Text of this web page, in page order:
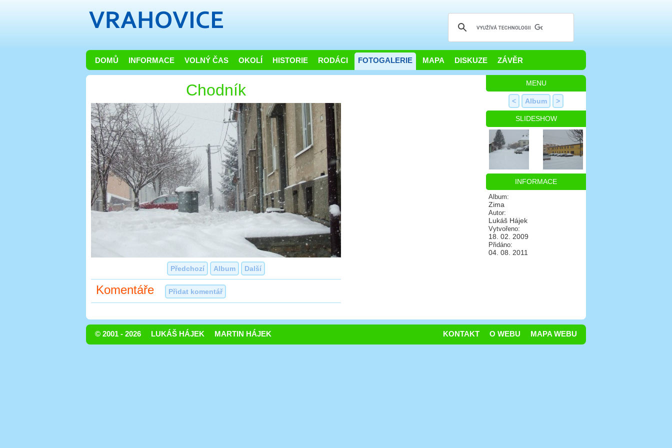
DOMŮ INFORMACE VOLNÝ ČAS OKOLÍ HISTORIE RODÁCI FOTOGALERIE MAPA DISKUZE ZÁVĚR
Chodník
Předchozí Album Další
Komentáře Přidat komentář
MENU
< Album >
SLIDESHOW
INFORMACE
Album:
Zima
Autor:
Lukáš Hájek
Vytvořeno:
18. 02. 2009
Přidáno:
04. 08. 2011
© 2001 - 2026 LUKÁŠ HÁJEK MARTIN HÁJEK MAPA WEBU
O WEBU
KONTAKT